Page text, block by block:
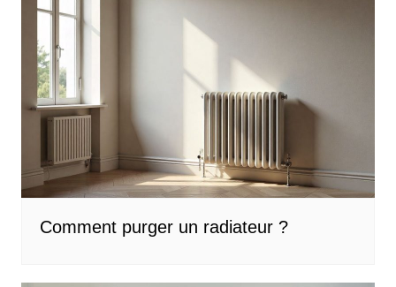
Comment purger un radiateur ?